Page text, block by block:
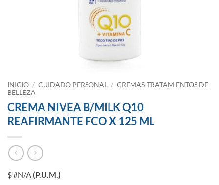
INICIO / CUIDADO PERSONAL / CREMAS-TRATAMIENTOS DE
BELLEZA
CREMA NIVEA B/MILK Q10
REAFIRMANTE FCO X 125 ML
$ #N/A(P.U.M.)